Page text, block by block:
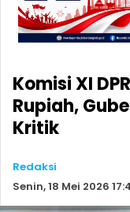
Komisi XI
Rupiah,
Kritik
Redaksi
Senin, 18 Mei 2026